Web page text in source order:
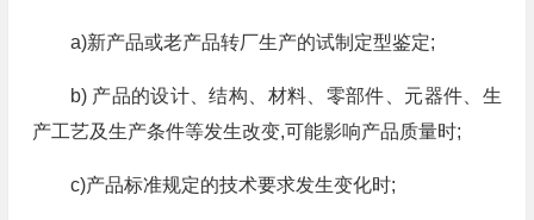
a)新产品或老产品转厂生产的试制定型鉴定;
b) 产品的设计、结构、材料、零部件、元器件、生
产工艺及生产条件等发生改变,可能影响产品质量时;
c)产品标准规定的技术要求发生变化时;